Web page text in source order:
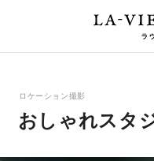
ロケーション撮影
おしゃれスタ